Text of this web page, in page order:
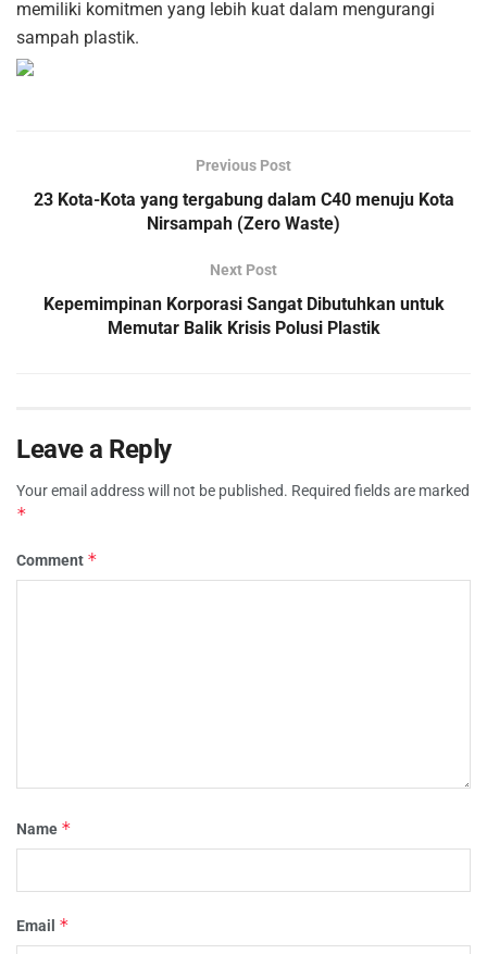
memiliki komitmen yang lebih kuat dalam mengurangi
sampah plastik.
Previous Post
23 Kota-Kota yang tergabung dalam C40 menuju Kota
Nirsampah (Zero Waste)
Next Post
Kepemimpinan Korporasi Sangat Dibutuhkan untuk
Memutar Balik Krisis Polusi Plastik
Leave a Reply
Your email address will not be published. Required fields are marked
*
Comment *
Name *
Email *